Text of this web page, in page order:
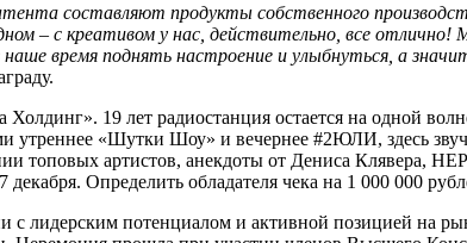
составляют продукты собственного
– с креативом у нас, действительно, все
время поднять настроение и улыбнуться, а
19 лет радиостанция остается на одной
утреннее «Шутки Шоу» и вечернее #2ЮЛИ, здесь
артистов, анекдоты от Дениса Клявера,
Определить обладателя чека на 1 000 000
с лидерским потенциалом и активной позицией на